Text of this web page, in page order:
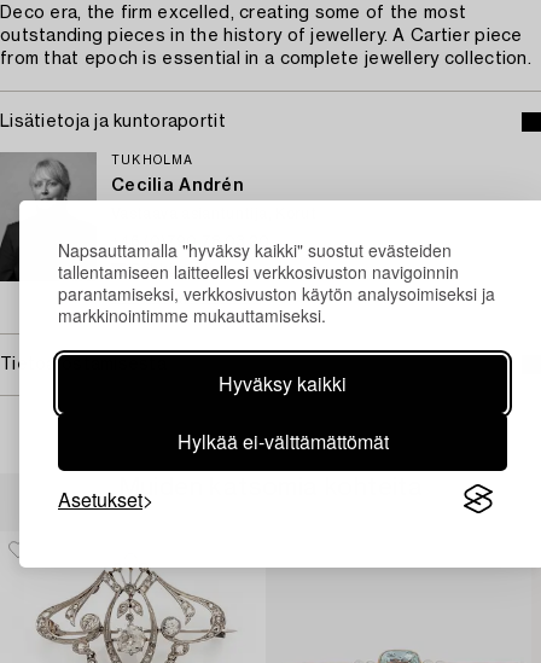
Napsauttamalla "hyväksy kaikki" suostut evästeiden
tallentamiseen laitteellesi verkkosivuston navigoinnin
parantamiseksi, verkkosivuston käytön analysoimiseksi ja
markkinointimme mukauttamiseksi.
Hyväksy kaikki
Hylkää ei-välttämättömät
Asetukset
Deco era, the firm excelled, creating some of the most
outstanding pieces in the history of jewellery. A Cartier piece
from that epoch is essential in a complete jewellery collection.
Lisätietoja ja kuntoraportit
TUKHOLMA
Cecilia Andrén
+46 (0)790 78 03 20
Sähköposti
→ Kysyttyjä esineitä
Tietoa ostamisesta
Muiden katsomia kohteita